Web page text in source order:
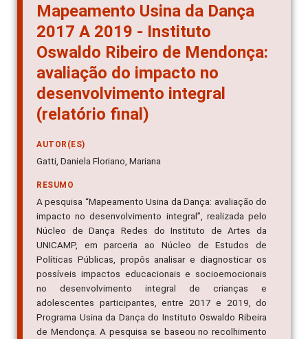
Mapeamento Usina da Dança
2017 A 2019 - Instituto
Oswaldo Ribeiro de Mendonça:
avaliação do impacto no
desenvolvimento integral
(relatório final)
AUTOR(ES)
Gatti, Daniela Floriano, Mariana
RESUMO
A pesquisa “Mapeamento Usina da Dança: avaliação do
impacto no desenvolvimento integral”, realizada pelo
Núcleo de Dança Redes do Instituto de Artes da
UNICAMP, em parceria ao Núcleo de Estudos de
Políticas Públicas, propôs analisar e diagnosticar os
possíveis impactos educacionais e socioemocionais
no desenvolvimento integral de crianças e
adolescentes participantes, entre 2017 e 2019, do
Programa Usina da Dança do Instituto Oswaldo Ribeira
de Mendonça. A pesquisa se baseou no recolhimento